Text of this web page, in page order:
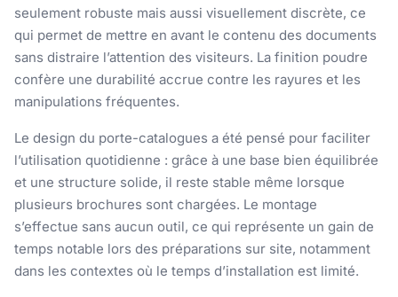
seulement robuste mais aussi visuellement discrète, ce
qui permet de mettre en avant le contenu des documents
sans distraire l’attention des visiteurs. La finition poudre
confère une durabilité accrue contre les rayures et les
manipulations fréquentes.
Le design du porte-catalogues a été pensé pour faciliter
l’utilisation quotidienne : grâce à une base bien équilibrée
et une structure solide, il reste stable même lorsque
plusieurs brochures sont chargées. Le montage
s’effectue sans aucun outil, ce qui représente un gain de
temps notable lors des préparations sur site, notamment
dans les contextes où le temps d’installation est limité.